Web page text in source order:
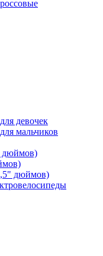
девочек
мальчиков
дюймов)
дюймов)